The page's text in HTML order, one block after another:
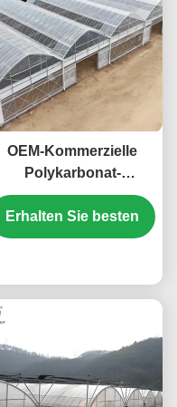
OEM-Kommerzielle
Polykarbonat-
Gewächshäuser-Kits
Einfach-Span-
Gewächshäuser-
Erhalten Sie besten